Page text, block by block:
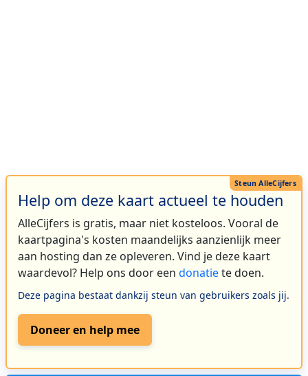
Help om deze kaart actueel te houden
AlleCijfers is gratis, maar niet kosteloos. Vooral de
kaartpagina's kosten maandelijks aanzienlijk meer
aan hosting dan ze opleveren. Vind je deze kaart
waardevol? Help ons door een donatiete doen.
Deze pagina bestaat dankzij steun van gebruikers zoals jij.
Doneer en help mee